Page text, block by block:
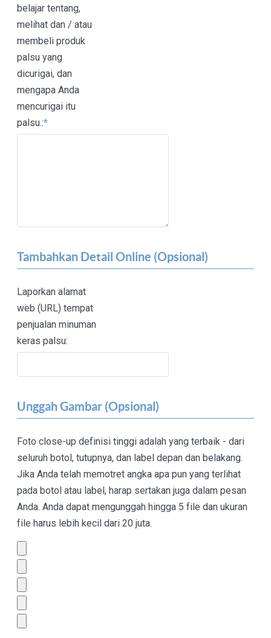
belajar tentang,
melihat dan / atau
membeli produk
palsu yang
dicurigai, dan
mengapa Anda
mencurigai itu
palsu.:*
Tambahkan Detail Online (Opsional)
Laporkan alamat
web (URL) tempat
penjualan minuman
keras palsu:
Unggah Gambar (Opsional)
Foto close-up definisi tinggi adalah yang terbaik - dari
seluruh botol, tutupnya, dan label depan dan belakang.
Jika Anda telah memotret angka apa pun yang terlihat
pada botol atau label, harap sertakan juga dalam pesan
Anda. Anda dapat mengunggah hingga 5 file dan ukuran
file harus lebih kecil dari 20 juta.